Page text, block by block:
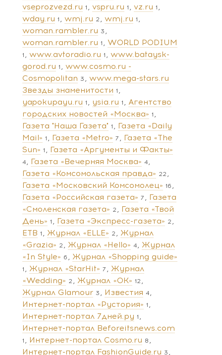
vseprozvezd.ru 1 vspru.ru 1 vz.ru 1
wday.ru 1 wmj.ru 2 wmj.ru 1
woman.rambler.ru 3
woman.rambler.ru 1 WORLD PODIUM
1 www.avtoradio.ru 1
www.bataysk-
gorod.ru 1
www.cosmo.ru -
Cosmopolitan 3
www.mega-stars.ru
Звезды знаменитости 1
yapokupayu.ru 1 ysia.ru 1
Агентство
городских новостей «Москва» 1
Газета "Наша Газета" 1
Газета «Daily
Mail» 1 Газета «Metro» 7
Газета «The
Sun» 1 Газета «Аргументы и Факты»
4 Газета «Вечерняя Москва» 4
Газета «Комсомольская правда» 22
Газета «Московский Комсомолец» 16
Газета «Российская газета» 7
Газета
«Смоленская газета» 2
Газета «Твой
День» 1 Газета «Экспресс-газета» 2
ЕТВ 1 Журнал «ELLE» 2
Журнал
«Grazia» 2 Журнал «Hello» 4
Журнал
«In Style» 6 Журнал «Shopping guide»
1 Журнал «StarHit» 7
Журнал
«Wedding» 2 Журнал «ОК» 12
Журнал Glamour 3 Известия 4
Интернет-портал «Рустория» 1
Интернет-портал 7дней.ру 1
Интернет-портал Beforeitsnews.com
1 Интернет-портал Cosmo.ru 8
Интернет-портал FashionGuide.ru 3